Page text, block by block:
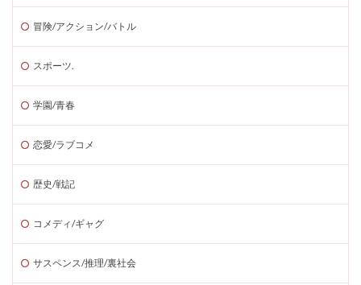
冒険/アクション/バトル
スポーツ.
学園/青春
恋愛/ラブコメ
歴史/戦記
コメディ/ギャグ
サスペンス/推理/裏社会